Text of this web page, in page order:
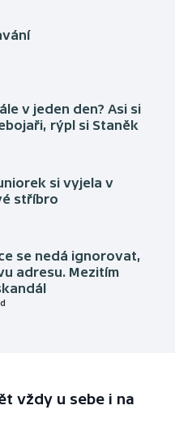
v jeden den? Asi si
rýpl si Staněk
si vyjela v
stříbro
se nedá ignorovat,
adresu. Mezitím
vždy u sebe i na